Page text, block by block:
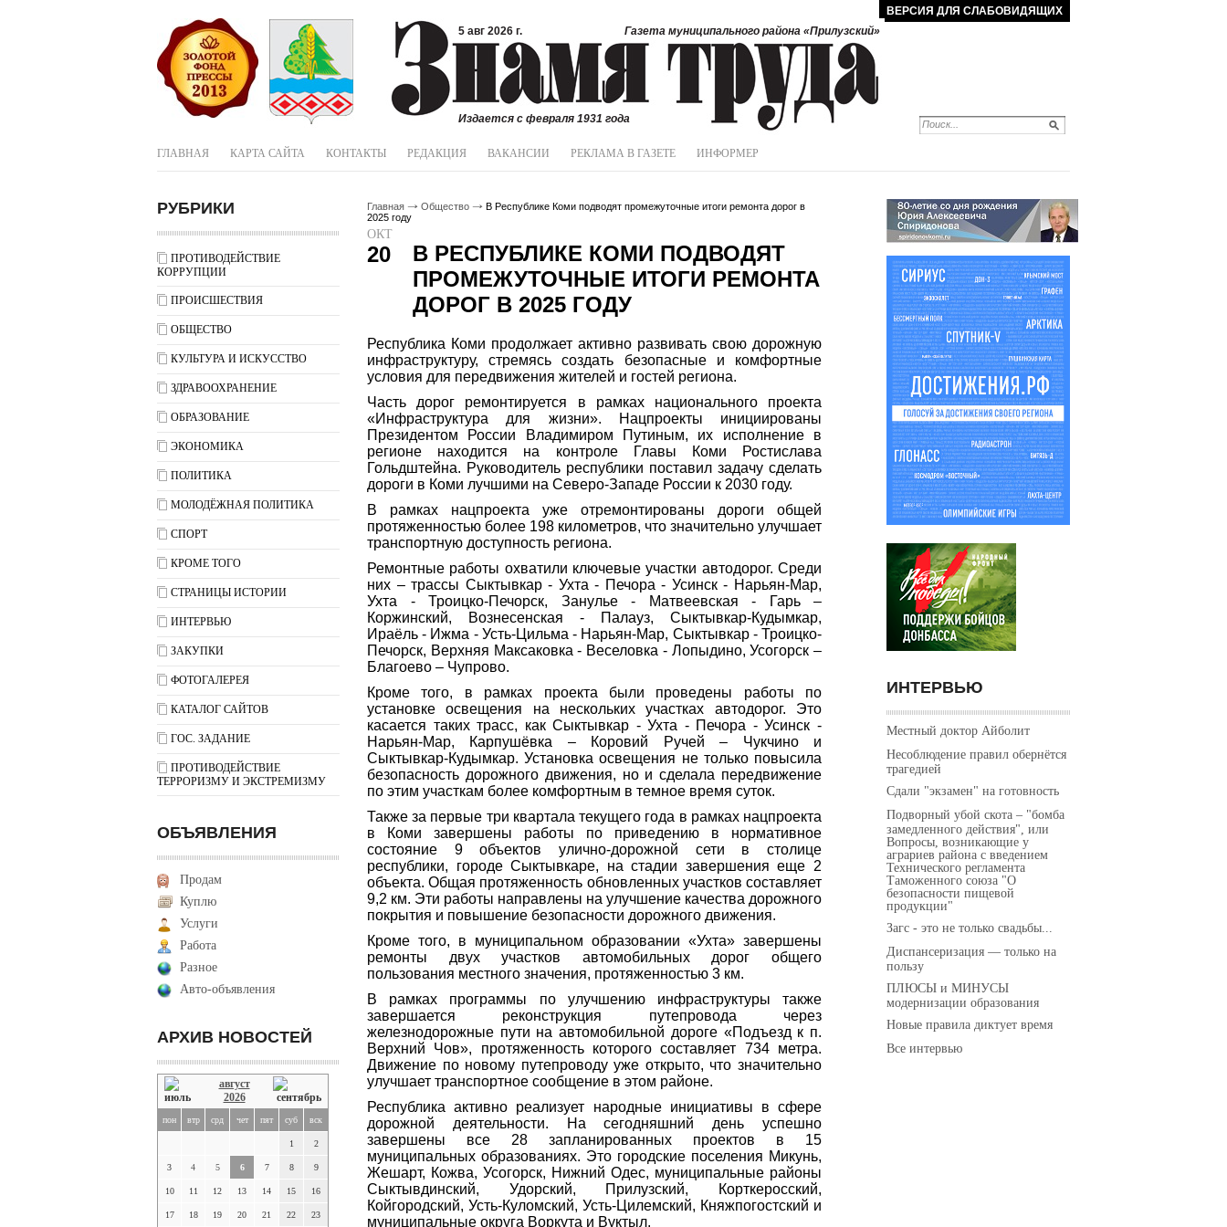
ВЕРСИЯ ДЛЯ СЛАБОВИДЯЩИХ
5 авг 2026 г.
Газета муниципального района «Прилузский»
Издается с февраля 1931 года
ГЛАВНАЯ КАРТА САЙТА КОНТАКТЫ РЕДАКЦИЯ ВАКАНСИИ РЕКЛАМА В ГАЗЕТЕ ИНФОРМЕР
РУБРИКИ
ПРОТИВОДЕЙСТВИЕ
КОРРУПЦИИ
ПРОИСШЕСТВИЯ
ОБЩЕСТВО
КУЛЬТУРА И ИСКУССТВО
ЗДРАВООХРАНЕНИЕ
ОБРАЗОВАНИЕ
ЭКОНОМИКА
ПОЛИТИКА
МОЛОДЁЖНАЯ ПОЛИТИКА
СПОРТ
КРОМЕ ТОГО
СТРАНИЦЫ ИСТОРИИ
ИНТЕРВЬЮ
ЗАКУПКИ
ФОТОГАЛЕРЕЯ
КАТАЛОГ САЙТОВ
ГОС. ЗАДАНИЕ
ПРОТИВОДЕЙСТВИЕ
ТЕРРОРИЗМУ И ЭКСТРЕМИЗМУ
ОБЪЯВЛЕНИЯ
Продам
Куплю
Услуги
Работа
Разное
Авто-объявления
АРХИВ НОВОСТЕЙ
август
2026
пон втр срд чет пят суб вск
1 2
3 4 5 6 7 8 9
10 11 12 13 14 15 16
17 18 19 20 21 22 23
Главная Общество
В Республике Коми подводят промежуточные итоги ремонта дорог в
2025 году
ОКТ
20
В РЕСПУБЛИКЕ КОМИ ПОДВОДЯТ
ПРОМЕЖУТОЧНЫЕ ИТОГИ РЕМОНТА
ДОРОГ В 2025 ГОДУ
Республика Коми продолжает активно развивать свою дорожную
инфраструктуру, стремясь создать безопасные и комфортные
условия для передвижения жителей и гостей региона.
Часть дорог ремонтируется в рамках национального проекта
«Инфраструктура для жизни». Нацпроекты инициированы
Президентом России Владимиром Путиным, их исполнение в
регионе находится на контроле Главы Коми Ростислава
Гольдштейна. Руководитель республики поставил задачу сделать
дороги в Коми лучшими на Северо-Западе России к 2030 году.
В рамках нацпроекта уже отремонтированы дороги общей
протяженностью более 198 километров, что значительно улучшает
транспортную доступность региона.
Ремонтные работы охватили ключевые участки автодорог. Среди
них – трассы Сыктывкар - Ухта - Печора - Усинск - Нарьян-Мар,
Ухта - Троицко-Печорск, Занулье - Матвеевская - Гарь –
Коржинский, Вознесенская - Палауз, Сыктывкар-Кудымкар,
Ираёль - Ижма - Усть-Цильма - Нарьян-Мар, Сыктывкар - Троицко-
Печорск, Верхняя Максаковка - Веселовка - Лопыдино, Усогорск –
Благоево – Чупрово.
Кроме того, в рамках проекта были проведены работы по
установке освещения на нескольких участках автодорог. Это
касается таких трасс, как Сыктывкар - Ухта - Печора - Усинск -
Нарьян-Мар, Карпушёвка – Коровий Ручей – Чукчино и
Сыктывкар-Кудымкар. Установка освещения не только повысила
безопасность дорожного движения, но и сделала передвижение
по этим участкам более комфортным в темное время суток.
Также за первые три квартала текущего года в рамках нацпроекта
в Коми завершены работы по приведению в нормативное
состояние 9 объектов улично-дорожной сети в столице
республики, городе Сыктывкаре, на стадии завершения еще 2
объекта. Общая протяженность обновленных участков составляет
9,2 км. Эти работы направлены на улучшение качества дорожного
покрытия и повышение безопасности дорожного движения.
Кроме того, в муниципальном образовании «Ухта» завершены
ремонты двух участков автомобильных дорог общего
пользования местного значения, протяженностью 3 км.
В рамках программы по улучшению инфраструктуры также
завершается реконструкция путепровода через
железнодорожные пути на автомобильной дороге «Подъезд к п.
Верхний Чов», протяженность которого составляет 734 метра.
Движение по новому путепроводу уже открыто, что значительно
улучшает транспортное сообщение в этом районе.
Республика активно реализует народные инициативы в сфере
дорожной деятельности. На сегодняшний день успешно
завершены все 28 запланированных проектов в 15
муниципальных образованиях. Это городские поселения Микунь,
Жешарт, Кожва, Усогорск, Нижний Одес, муниципальные районы
Сыктывдинский, Удорский, Прилузский, Корткеросский,
Койгородский, Усть-Куломский, Усть-Цилемский, Княжпогостский и
муниципальные округа Воркута и Вуктыл.
ИНТЕРВЬЮ
Местный доктор Айболит
Несоблюдение правил обернётся
трагедией
Сдали "экзамен" на готовность
Подворный убой скота – "бомба
замедленного действия", или
Вопросы, возникающие у
аграриев района с введением
Технического регламента
Таможенного союза "О
безопасности пищевой
продукции"
Загс - это не только свадьбы...
Диспансеризация — только на
пользу
ПЛЮСЫ и МИНУСЫ
модернизации образования
Новые правила диктует время
Все интервью